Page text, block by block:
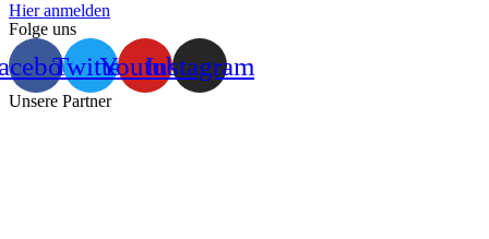
Hier anmelden
Folge uns
TwitterYoutubeInstagram
Unsere Partner